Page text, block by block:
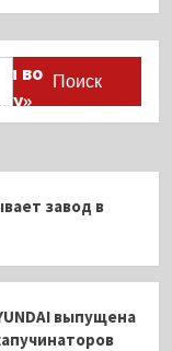
во
завод в
выпущена